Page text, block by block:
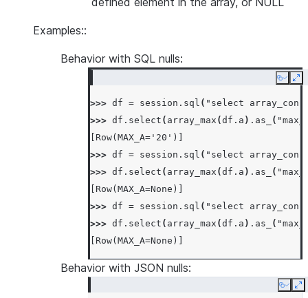
Examples::
Behavior with SQL nulls:
Copy
>>> df = session . sql ( "select
>>> df . select ( array_max (df . a ) . as_ (
[Row(MAX_A='20')]
>>> df = session . sql ( "select
>>> df . select ( array_max (df . a ) . as_ (
[Row(MAX_A=None)]
>>> df = session . sql ( "select
>>> df . select ( array_max (df . a ) . as_ (
[Row(MAX_A=None)]
Behavior with JSON nulls:
Copy